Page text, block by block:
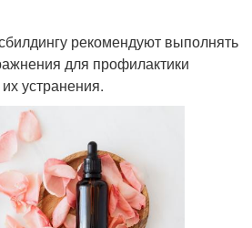
рекомендуют выполнять
для профилактики
устранения.